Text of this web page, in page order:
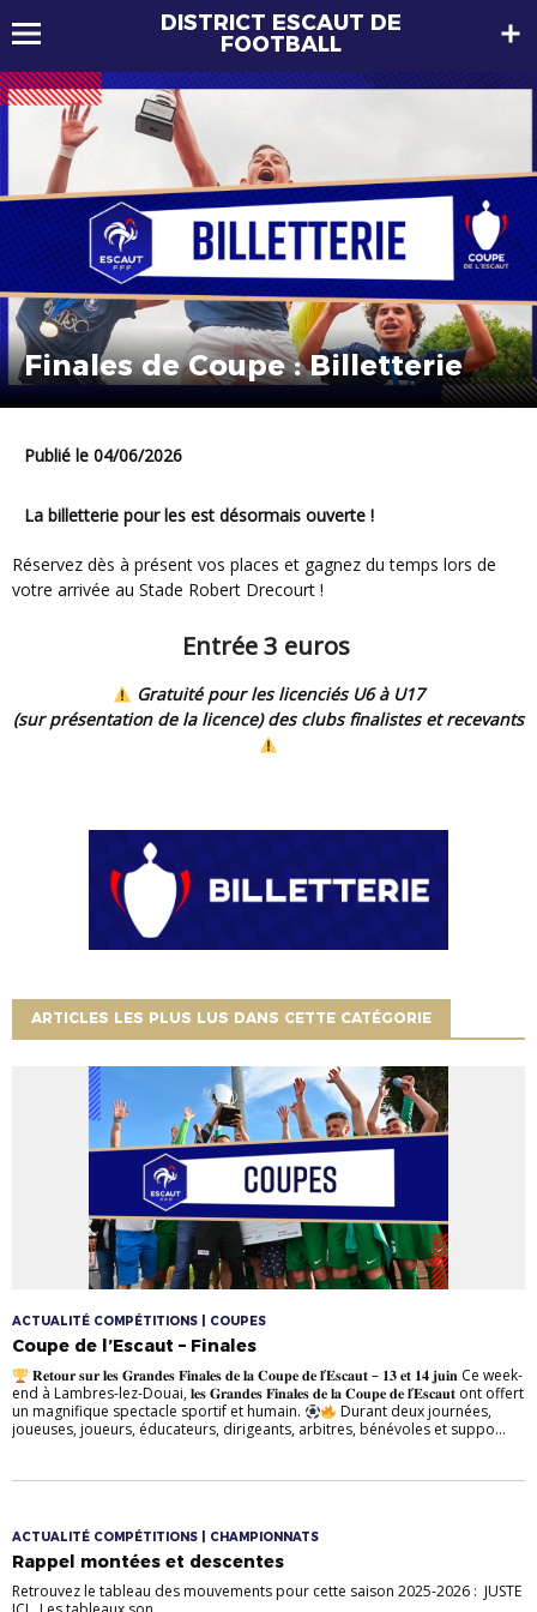
DISTRICT ESCAUT DE
FOOTBALL
Finales de Coupe : Billetterie
Publié le 04/06/2026
La billetterie pour les est désormais ouverte !
Réservez dès à présent vos places et gagnez du temps lors de
votre arrivée au Stade Robert Drecourt !
Entrée 3 euros
Gratuité pour les licenciés U6 à U17
(sur présentation de la licence) des clubs finalistes et recevants
ARTICLES LES PLUS LUS DANS CETTE CATÉGORIE
ACTUALITÉ COMPÉTITIONS | COUPES
Coupe de l’Escaut – Finales
𝐑𝐞𝐭𝐨𝐮𝐫 𝐬𝐮𝐫 𝐥𝐞𝐬 𝐆𝐫𝐚𝐧𝐝𝐞𝐬 𝐅𝐢𝐧𝐚𝐥𝐞𝐬 𝐝𝐞 𝐥𝐚 𝐂𝐨𝐮𝐩𝐞 𝐝𝐞 𝐥’𝐄𝐬𝐜𝐚𝐮𝐭 – 𝟏𝟑 𝐞𝐭 𝟏𝟒 𝐣𝐮𝐢𝐧 Ce week-
end à Lambres-lez-Douai, 𝐥𝐞𝐬 𝐆𝐫𝐚𝐧𝐝𝐞𝐬 𝐅𝐢𝐧𝐚𝐥𝐞𝐬 𝐝𝐞 𝐥𝐚 𝐂𝐨𝐮𝐩𝐞 𝐝𝐞 𝐥’𝐄𝐬𝐜𝐚𝐮𝐭 ont offert
un magnifique spectacle sportif et humain.
Durant deux journées,
joueuses, joueurs, éducateurs, dirigeants, arbitres, bénévoles et suppo...
ACTUALITÉ COMPÉTITIONS | CHAMPIONNATS
Rappel montées et descentes
Retrouvez le tableau des mouvements pour cette saison 2025-2026 : JUSTE